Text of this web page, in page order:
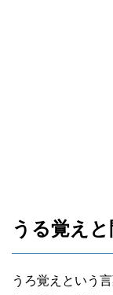
うる覚え
うろ覚えという